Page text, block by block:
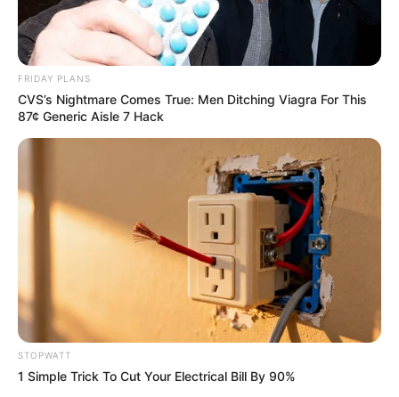
Pfizer's Billion-Dollar Nightmare: Men Ditching
Viagra For This 87¢ Aisle 7 Blue Pill
FRIDAY PLANS
CVS’s Nightmare Comes True: Men Ditching Viagra For This
87¢ Generic Aisle 7 Hack
STOPWATT
1 Simple Trick To Cut Your Electrical Bill By 90%